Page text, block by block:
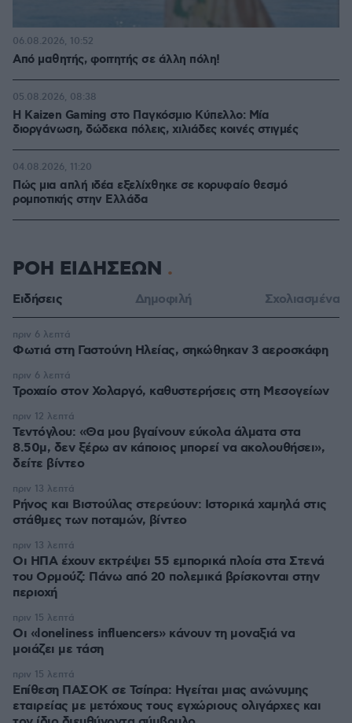
Από μαθητής, φοιτητής σε άλλη πόλη!
06.08.2026, 10:52
H Kaizen Gaming στο Παγκόσμιο Kύπελλο: Μία
διοργάνωση, δώδεκα πόλεις, χιλιάδες κοινές στιγμές
05.08.2026, 08:38
Πώς μια απλή ιδέα εξελίχθηκε σε κορυφαίο θεσμό
ρομποτικής στην Ελλάδα
04.08.2026, 11:20
ΡΟΗ ΕΙΔΗΣΕΩΝ
Ειδήσεις Δημοφιλή Σχολιασμένα
Φωτιά στη Γαστούνη Ηλείας, σηκώθηκαν 3 αεροσκάφη
πριν 6 λεπτά
Τροχαίο στον Χολαργό, καθυστερήσεις στη Μεσογείων
πριν 6 λεπτά
Τεντόγλου: «Θα μου βγαίνουν εύκολα άλματα στα
8.50μ, δεν ξέρω αν κάποιος μπορεί να ακολουθήσει»,
δείτε βίντεο
πριν 12 λεπτά
Ρήνος και Βιστούλας στερεύουν: Ιστορικά χαμηλά στις
στάθμες των ποταμών, βίντεο
πριν 13 λεπτά
Οι ΗΠΑ έχουν εκτρέψει 55 εμπορικά πλοία στα Στενά
του Ορμούζ: Πάνω από 20 πολεμικά βρίσκονται στην
περιοχή
πριν 13 λεπτά
Οι «loneliness influencers» κάνουν τη μοναξιά να
μοιάζει με τάση
πριν 15 λεπτά
Επίθεση ΠΑΣΟΚ σε Τσίπρα: Ηγείται μιας ανώνυμης
εταιρείας με μετόχους τους εγχώριους ολιγάρχες και
πριν 15 λεπτά